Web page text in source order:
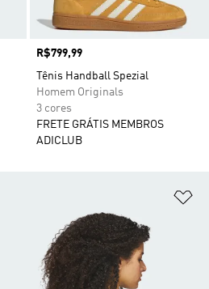
Preço
R$799,99
Tênis Handball Spezial
Homem Originals
3 cores
FRETE GRÁTIS MEMBROS
ADICLUB